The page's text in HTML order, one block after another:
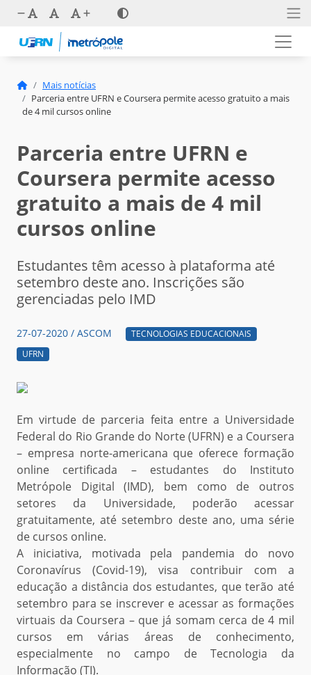
Mais notícias
Parceria entre UFRN e Coursera permite acesso gratuito a mais
de 4 mil cursos online
Parceria entre UFRN e
Coursera permite acesso
gratuito a mais de 4 mil
cursos online
Estudantes têm acesso à plataforma até
setembro deste ano. Inscrições são
gerenciadas pelo IMD
27-07-2020 / ASCOM
TECNOLOGIAS EDUCACIONAIS
UFRN
Em virtude de parceria feita entre a Universidade
Federal do Rio Grande do Norte (UFRN) e a Coursera
– empresa norte-americana que oferece formação
online certificada – estudantes do Instituto
Metrópole Digital (IMD), bem como de outros
setores da Universidade, poderão acessar
gratuitamente, até setembro deste ano, uma série
de cursos online.
A iniciativa, motivada pela pandemia do novo
Coronavírus (Covid-19), visa contribuir com a
educação a distância dos estudantes, que terão até
setembro para se inscrever e acessar as formações
virtuais da Coursera – que já somam cerca de 4 mil
cursos em várias áreas de conhecimento,
especialmente no campo de Tecnologia da
Informação (TI).